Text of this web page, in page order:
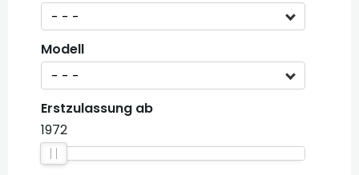
- - -
Modell
- - -
Erstzulassung ab
1972